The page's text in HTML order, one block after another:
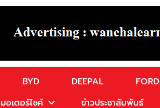
BYD DEEPAL FORD
มอเตอร์ไซค์ ข่าวประชาสัมพันธ์